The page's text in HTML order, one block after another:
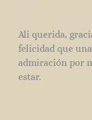
Ali querida,
felicidad que
admiración por
estar.